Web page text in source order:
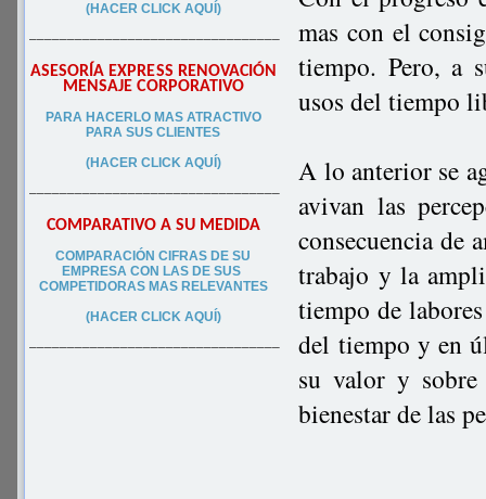
(HACER CLICK AQUÍ)
–––––––––––––––––––––––––––––––––
ASESORÍA EXPRESS RENOVACIÓN
MENSAJE CORPORATIVO
PARA HACERLO MAS ATRACTIVO
PARA SUS CLIENTES
(HACER CLICK AQUÍ)
–––––––––––––––––––––––––––––––––
COMPARATIVO A SU MEDIDA
COMPARACIÓN CIFRAS DE SU
EMPRESA CON LAS DE SUS
COMPETIDORAS MAS RELEVANTES
(HACER CLICK AQUÍ)
–––––––––––––––––––––––––––––––––
mas con el
tiempo. Pero, a
usos del tiempo
A lo anterior se
avivan las
consecuencia de
trabajo y la
tiempo de
del tiempo y en
su valor y
bienestar de las